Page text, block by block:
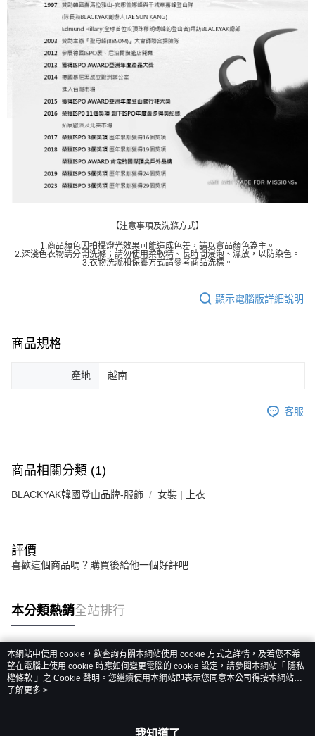
【注意事項及洗滌方式】
1.商品顏色因拍攝燈光效果可能造成色差，請以實品顏色為主。
2.深淺色衣物請分開洗滌；請勿使用柔軟精、長時間浸泡、濕放，以防染色。
3.衣物洗滌和保養方式請參考商品洗標。
顯示電腦版詳細說明
商品規格
產地 越南
客服
商品相關分類 (1)
BLACKYAK韓國登山品牌-服飾 女裝 | 上衣
評價
喜歡這個商品嗎？購買後給他一個好評吧
本分類熱銷全站排行
熱門標籤
本網站中使用 cookie，欲查詢有關本網站使用 cookie 方式之詳情，及若您不希
望在電腦上使用 cookie 時應如何變更電腦的 cookie 設定，請參閱本網站「 隱私
權條款 」之 Cookie 聲明。您繼續使用本網站即表示您同意本公司得按本網站使
用條款之 Cookie 聲明使用 cookie。
了解更多 >
我知道了